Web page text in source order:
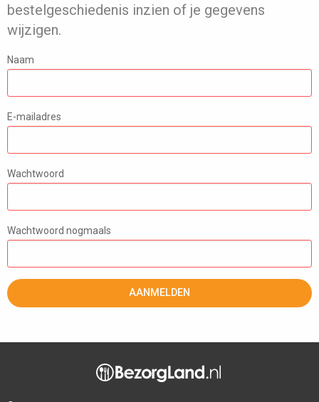
bestelgeschiedenis inzien of je gegevens
wijzigen.
Naam
E-mailadres
Wachtwoord
Wachtwoord nogmaals
AANMELDEN